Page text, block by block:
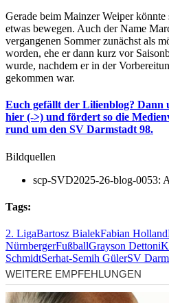
Gerade beim Mainzer Weiper
etwas bewegen. Auch der Name
vergangenen Sommer zunächst als
worden, ehe er dann kurz vor
wurde, nachdem er in der
gekommen war.
Euch gefällt der Lilienblog? Dann
hier (->) und fördert so die
rund um den SV Darmstadt 98.
Bildquellen
scp-SVD2025-26-blog-0053:
Tags:
2. LigaBartosz BialekFabian Holland
NürnbergerFußballGrayson Dettoni
SchmidtSerhat-Semih GülerSV